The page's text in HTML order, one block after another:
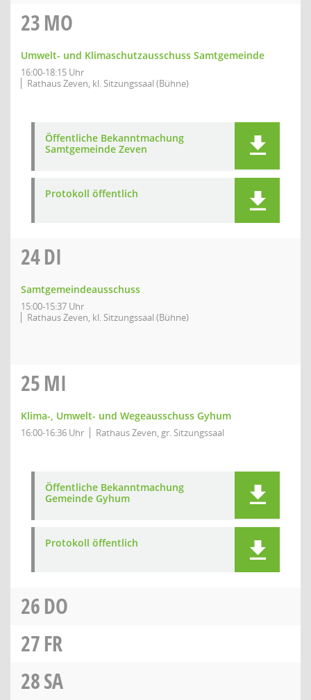
23MO
Umwelt- und Klimaschutzausschuss Samtgemeinde
16:00-18:15 Uhr
Rathaus Zeven, kl. Sitzungssaal (Bühne)
Öffentliche Bekanntmachung
Samtgemeinde Zeven
Protokoll öffentlich
24DI
Samtgemeindeausschuss
15:00-15:37 Uhr
Rathaus Zeven, kl. Sitzungssaal (Bühne)
25MI
Klima-, Umwelt- und Wegeausschuss Gyhum
16:00-16:36 Uhr Rathaus Zeven, gr. Sitzungssaal
Öffentliche Bekanntmachung
Gemeinde Gyhum
Protokoll öffentlich
26DO
27FR
28SA